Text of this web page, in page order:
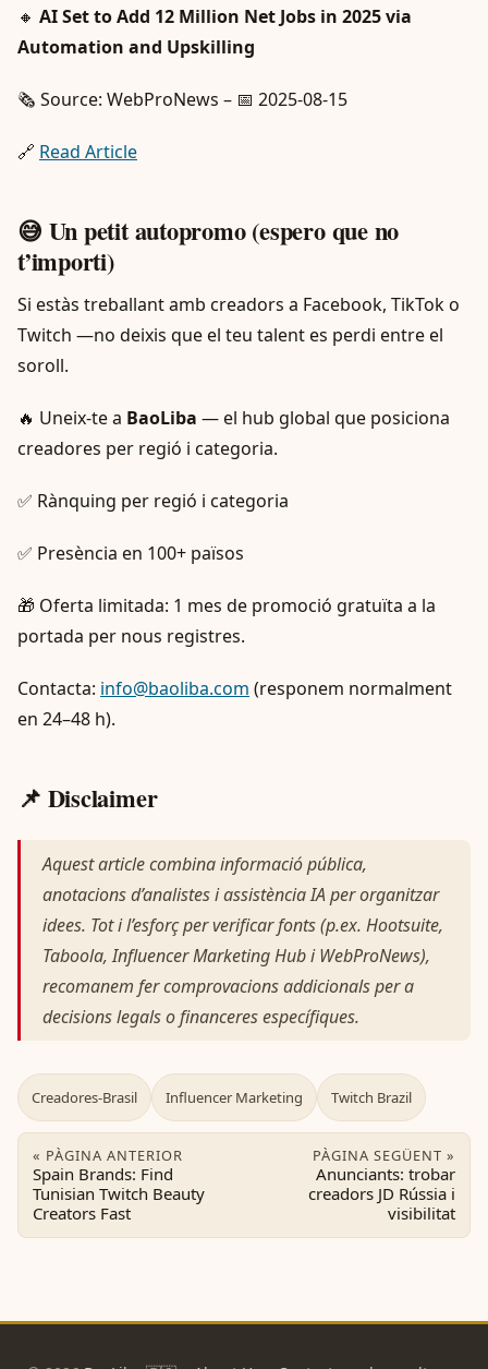
🔸 AI Set to Add 12 Million Net Jobs in 2025 via
Automation and Upskilling
🗞️ Source: WebProNews – 📅 2025-08-15
🔗 Read Article
😅 Un petit autopromo (espero que no
t’importi)
Si estàs treballant amb creadors a Facebook, TikTok o
Twitch —no deixis que el teu talent es perdi entre el
soroll.
🔥 Uneix-te a BaoLiba — el hub global que posiciona
creadores per regió i categoria.
✅ Rànquing per regió i categoria
✅ Presència en 100+ països
🎁 Oferta limitada: 1 mes de promoció gratuïta a la
portada per nous registres.
Contacta: info@baoliba.com (responem normalment
en 24–48 h).
📌 Disclaimer
Aquest article combina informació pública,
anotacions d’analistes i assistència IA per organitzar
idees. Tot i l’esforç per verificar fonts (p.ex. Hootsuite,
Taboola, Influencer Marketing Hub i WebProNews),
recomanem fer comprovacions addicionals per a
decisions legals o financeres específiques.
Creadores-Brasil Influencer Marketing Twitch Brazil
« PÀGINA ANTERIOR
Spain Brands: Find
Tunisian Twitch Beauty
Creators Fast
PÀGINA SEGÜENT »
Anunciants: trobar
creadors JD Rússia i
visibilitat